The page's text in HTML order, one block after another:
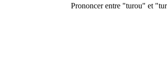
Prononcer entre "turou" et